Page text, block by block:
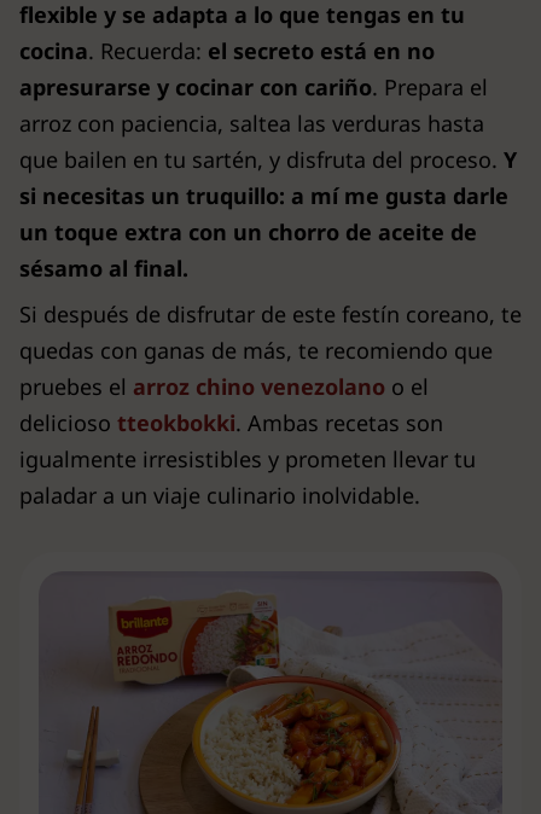
flexible y se adapta a lo que tengas en tu
cocina. Recuerda: el secreto está en no
apresurarse y cocinar con cariño. Prepara el
arroz con paciencia, saltea las verduras hasta
que bailen en tu sartén, y disfruta del proceso. Y
si necesitas un truquillo: a mí me gusta darle
un toque extra con un chorro de aceite de
sésamo al final.
Si después de disfrutar de este festín coreano, te
quedas con ganas de más, te recomiendo que
pruebes el arroz chino venezolano o el
delicioso tteokbokki. Ambas recetas son
igualmente irresistibles y prometen llevar tu
paladar a un viaje culinario inolvidable.